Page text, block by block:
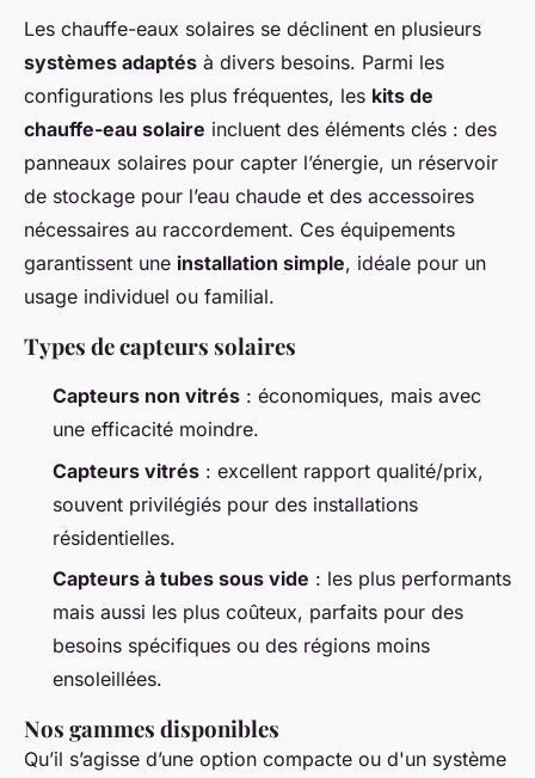
Les chauffe-eaux solaires se déclinent en plusieurs
systèmes adaptés à divers besoins. Parmi les
configurations les plus fréquentes, les kits de
chauffe-eau solaire incluent des éléments clés : des
panneaux solaires pour capter l’énergie, un réservoir
de stockage pour l’eau chaude et des accessoires
nécessaires au raccordement. Ces équipements
garantissent une installation simple, idéale pour un
usage individuel ou familial.
Types de capteurs solaires
Capteurs non vitrés : économiques, mais avec
une efficacité moindre.
Capteurs vitrés : excellent rapport qualité/prix,
souvent privilégiés pour des installations
résidentielles.
Capteurs à tubes sous vide : les plus performants
mais aussi les plus coûteux, parfaits pour des
besoins spécifiques ou des régions moins
ensoleillées.
Nos gammes disponibles
Qu’il s’agisse d’une option compacte ou d'un système